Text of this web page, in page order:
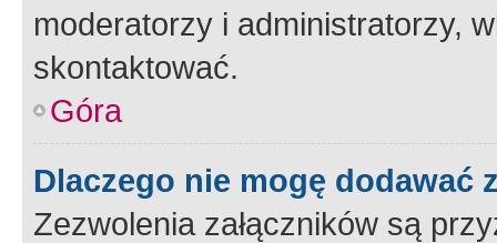
moderatorzy i administratorzy,
skontaktować.
Góra
Dlaczego nie mogę dodawać
Zezwolenia załączników są